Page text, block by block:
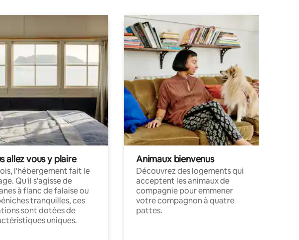
allez vous y plaire
l'hébergement fait le
Qu'il s'agisse de
à flanc de falaise ou
tranquilles, ces
sont dotées de
uniques.
Animaux bienvenus
Découvrez des logements qui
acceptent les animaux de
compagnie pour emmener
votre compagnon à quatre
pattes.